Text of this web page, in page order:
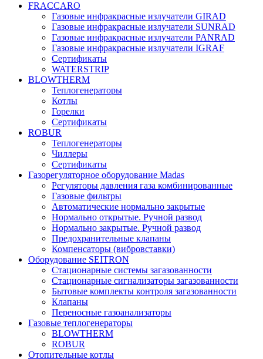
FRАCCARO
Газовые инфракрасные излучатели GIRAD
Газовые инфракрасные излучатели SUNRAD
Газовые инфракрасные излучатели PANRAD
Газовые инфракрасные излучатели IGRAF
Сертификаты
WATERSTRIP
BLOWTHERM
Теплогенераторы
Котлы
Горелки
Сертификаты
ROBUR
Теплогенераторы
Чиллеры
Сертификаты
Газорегуляторное оборудование Madas
Регуляторы давления газа комбинированные
Газовые фильтры
Автоматические нормально закрытые
Нормально открытые. Ручной развод
Нормально закрытые. Ручной развод
Предохранительные клапаны
Компенсаторы (вибровставки)
Оборудование SEITRON
Стационарные системы загазованности
Стационарные сигнализаторы загазованности
Бытовые комплекты контроля загазованности
Клапаны
Переносные газоанализаторы
Газовые теплогенераторы
BLOWTHERM
ROBUR
Отопительные котлы